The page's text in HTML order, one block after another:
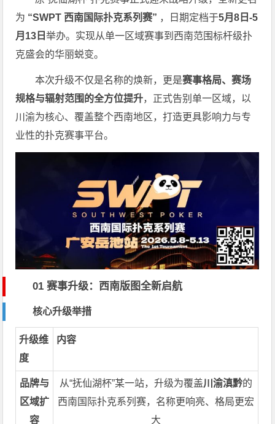
为 “SWPT 西南国际扑克系列赛” ，日期定档于5月8日-5
月13日举办。实现从单一区域赛事到西南范围标杆级扑
克盛会的华丽蜕变。
本次升级不仅是名称的焕新，更是赛事格局、赛场
规格与辐射范围的全方位提升，正式告别单一区域，以
川渝为核心、覆盖整个西南地区，打造更具影响力与专
业性的扑克赛事平台。
01 赛事升级：西南版图全新启航
核心升级举措
升级维
度
内容
品牌与
区域扩
容
从“抚仙湖杯”某一站，升级为覆盖川渝滇黔的
西南国际扑克系列赛，名称更响亮、格局更宏
大